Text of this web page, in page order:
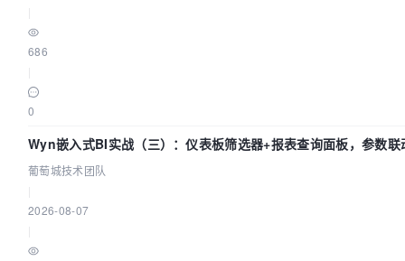
686
0
Wyn嵌入式BI实战（三）：仪表板筛选器+报表查询面板，参数联
葡萄城技术团队
2026-08-07